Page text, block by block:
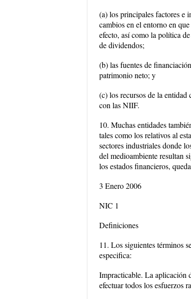
(a) los principales factores e
cambios en el entorno en
efecto, así como la política
de dividendos;
(b) las fuentes de
patrimonio neto; y
(c) los recursos de la
con las NIIF.
10. Muchas entidades
tales como los relativos al
sectores industriales donde
del medioambiente resultan
los estados financieros,
3 Enero 2006
NIC 1
Definiciones
11. Los siguientes términos
especifica:
Impracticable. La aplicación
efectuar todos los esfuerzos